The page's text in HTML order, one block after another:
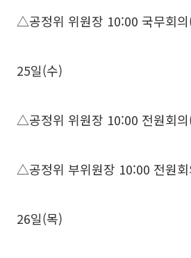
△공정위 위원장 10:00 국무회
25일(수)
△공정위 위원장 10:00 전원회
△공정위 부위원장 10:00 전원
26일(목)